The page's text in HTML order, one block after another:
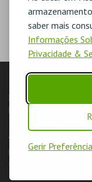
saber mais
Informações
Privacidade &
Gerir
LOJA
Pesquisar
Livro de Reclamações
AUTENTICAÇÃO
Login & Registo de